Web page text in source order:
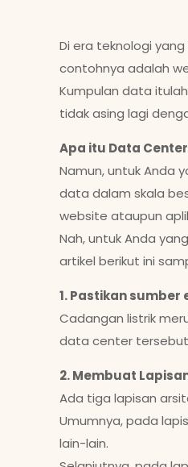
Di era teknologi
contohnya adalah
Kumpulan data
tidak asing lagi
Apa itu Data
Namun, untuk Anda
data dalam skala
website ataupun
Nah, untuk Anda
artikel berikut ini
1. Pastikan
Cadangan listrik
data center
2. Membuat
Ada tiga lapisan
Umumnya, pada
lain-lain.